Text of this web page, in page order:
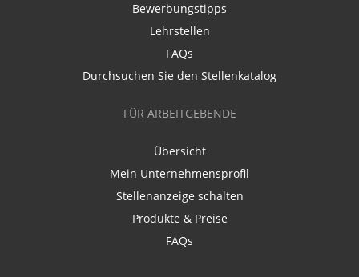
Bewerbungstipps
Lehrstellen
FAQs
Durchsuchen Sie den Stellenkatalog
FÜR ARBEITGEBENDE
Übersicht
Mein Unternehmensprofil
Stellenanzeige schalten
Produkte & Preise
FAQs